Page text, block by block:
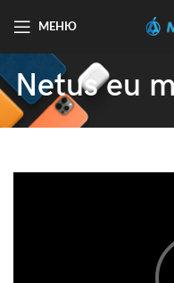
МЕНЮ
Netus eu